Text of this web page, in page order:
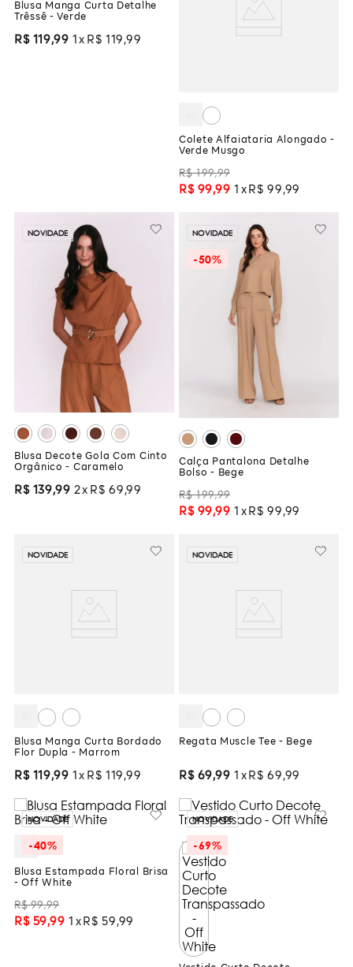
Blusa Manga Curta Detalhe
Trêssê - Verde
R$ 119,99 1 R$ 119 ,99
Colete Alfaiataria Alongado -
Verde Musgo
R$ 199,99
R$ 99,99 1 R$ 99 ,99
NOVIDADE
Blusa Decote Gola Com Cinto
Orgânico - Caramelo
R$ 139,99 2 R$ 69 ,99
NOVIDADE
-50%
Calça Pantalona Detalhe
Bolso - Bege
R$ 199,99
R$ 99,99 1 R$ 99 ,99
NOVIDADE
Blusa Manga Curta Bordado
Flor Dupla - Marrom
R$ 119,99 1 R$ 119 ,99
NOVIDADE
Regata Muscle Tee - Bege
R$ 69,99 1 R$ 69 ,99
NOVIDADE
-40%
Blusa Estampada Floral Brisa
- Off White
R$ 99,99
R$ 59,99 1 R$ 59 ,99
NOVIDADE
-69%